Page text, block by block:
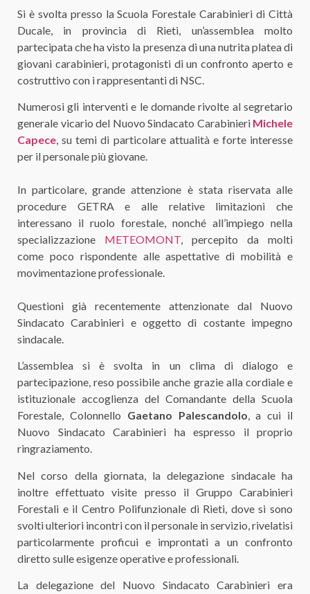
Si è svolta presso la Scuola Forestale Carabinieri di Città
Ducale, in provincia di Rieti, un’assemblea molto
partecipata che ha visto la presenza di una nutrita platea di
giovani carabinieri, protagonisti di un confronto aperto e
costruttivo con i rappresentanti di NSC.
Numerosi gli interventi e le domande rivolte al segretario
generale vicario del Nuovo Sindacato Carabinieri Michele
Capece, su temi di particolare attualità e forte interesse
per il personale più giovane.
In particolare, grande attenzione è stata riservata alle
procedure GETRA e alle relative limitazioni che
interessano il ruolo forestale, nonché all’impiego nella
specializzazione METEOMONT, percepito da molti
come poco rispondente alle aspettative di mobilità e
movimentazione professionale.
Questioni già recentemente attenzionate dal Nuovo
Sindacato Carabinieri e oggetto di costante impegno
sindacale.
L’assemblea si è svolta in un clima di dialogo e
partecipazione, reso possibile anche grazie alla cordiale e
istituzionale accoglienza del Comandante della Scuola
Forestale, Colonnello Gaetano Palescandolo, a cui il
Nuovo Sindacato Carabinieri ha espresso il proprio
ringraziamento.
Nel corso della giornata, la delegazione sindacale ha
inoltre effettuato visite presso il Gruppo Carabinieri
Forestali e il Centro Polifunzionale di Rieti, dove si sono
svolti ulteriori incontri con il personale in servizio, rivelatisi
particolarmente proficui e improntati a un confronto
diretto sulle esigenze operative e professionali.
La delegazione del Nuovo Sindacato Carabinieri era